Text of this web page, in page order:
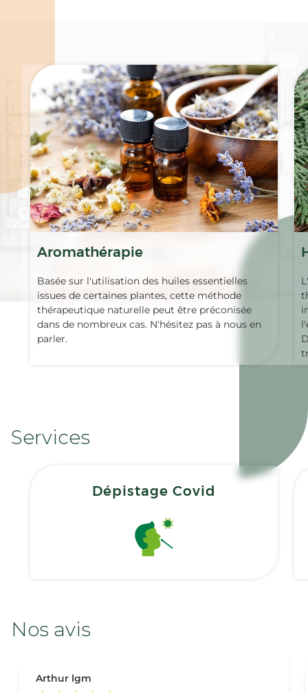
Aromathérapie
Basée sur l'utilisation des huiles essentielles
issues de certaines plantes, cette méthode
thérapeutique naturelle peut être préconisée
dans de nombreux cas. N'hésitez pas à nous en
parler.
Services
Dépistage Covid
Nos avis
Arthur lgm